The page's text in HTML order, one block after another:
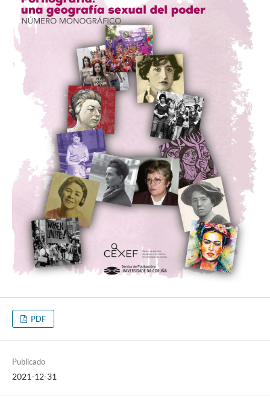
PDF
Publicado
2021-12-31